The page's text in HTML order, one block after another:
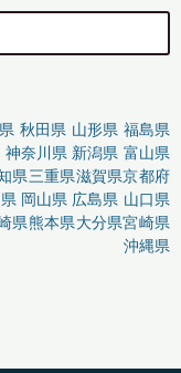
秋田県 山形県 福島県
神奈川県 新潟県 富山県
県三重県滋賀県京都府
岡山県 広島県 山口県
県熊本県大分県宮崎県
沖縄県